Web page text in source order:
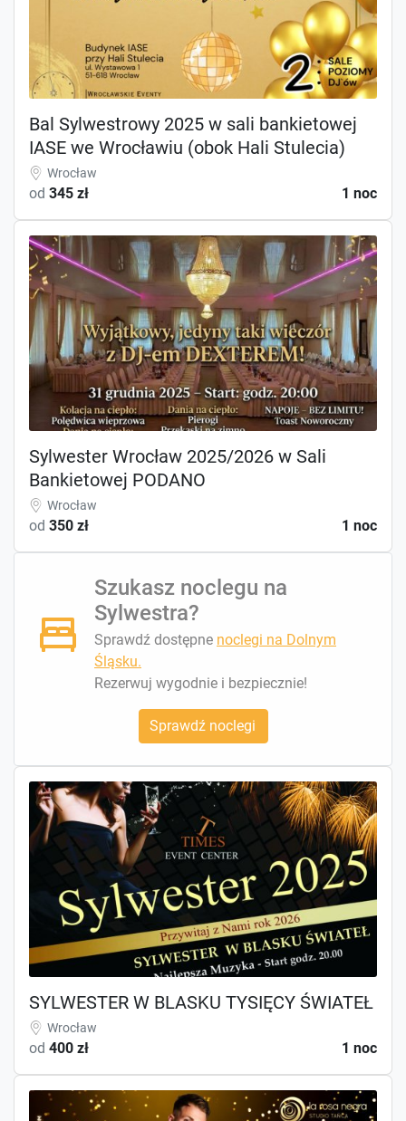
Bal Sylwestrowy 2025 w sali bankietowej
IASE we Wrocławiu (obok Hali Stulecia)
Wrocław
od 345 zł 1 noc
Sylwester Wrocław 2025/2026 w Sali
Bankietowej PODANO
Wrocław
od 350 zł 1 noc
Szukasz noclegu na
Sylwestra?
Sprawdź dostępne noclegi na Dolnym
Śląsku.
Rezerwuj wygodnie i bezpiecznie!
Sprawdź noclegi
SYLWESTER W BLASKU TYSIĘCY ŚWIATEŁ
Wrocław
od 400 zł 1 noc